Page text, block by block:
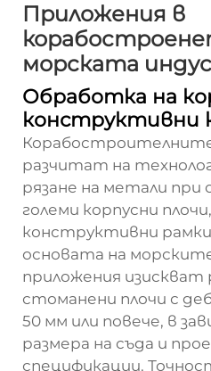
Приложения в
морската
Обработка на
конструктивни
разчитат на
рязане на метали
големи корпусни
конструктивни
основата на
приложения изискват
стоманени плочи с
50 мм или повече, в
размера на съда и
спецификации.